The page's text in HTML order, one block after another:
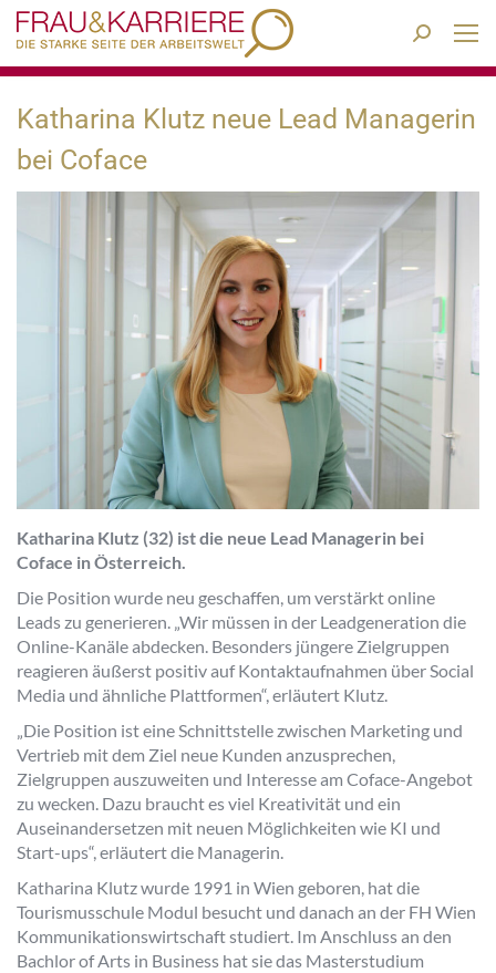
Search:
Katharina Klutz neue Lead Managerin
bei Coface
Katharina Klutz (32) ist die neue Lead Managerin bei
Coface in Österreich.
Die Position wurde neu geschaffen, um verstärkt online
Leads zu generieren. „Wir müssen in der Leadgeneration die
Online-Kanäle abdecken. Besonders jüngere Zielgruppen
reagieren äußerst positiv auf Kontaktaufnahmen über Social
Media und ähnliche Plattformen“, erläutert Klutz.
„Die Position ist eine Schnittstelle zwischen Marketing und
Vertrieb mit dem Ziel neue Kunden anzusprechen,
Zielgruppen auszuweiten und Interesse am Coface-Angebot
zu wecken. Dazu braucht es viel Kreativität und ein
Auseinandersetzen mit neuen Möglichkeiten wie KI und
Start-ups“, erläutert die Managerin.
Katharina Klutz wurde 1991 in Wien geboren, hat die
Tourismusschule Modul besucht und danach an der FH Wien
Kommunikationswirtschaft studiert. Im Anschluss an den
Bachlor of Arts in Business hat sie das Masterstudium